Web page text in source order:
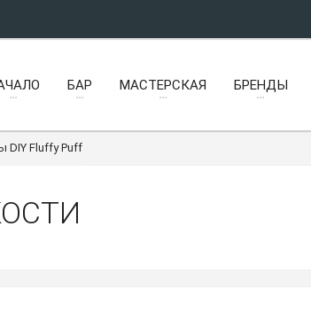
БАР МАСТЕРСКАЯ БРЕНДЫ
DIY Fluffy Puff